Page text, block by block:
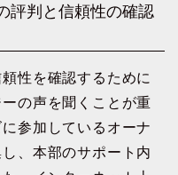
評判と信頼性の確認
性を確認するために
の声を聞くことが重
参加しているオーナ
、本部のサポート内